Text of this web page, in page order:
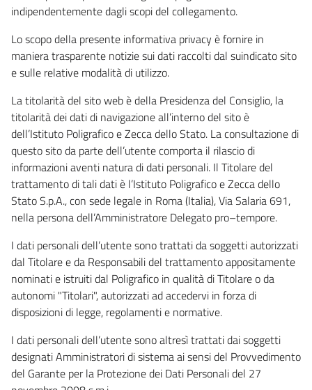
indipendentemente dagli scopi del collegamento.
Lo scopo della presente informativa privacy è fornire in
maniera trasparente notizie sui dati raccolti dal suindicato sito
e sulle relative modalità di utilizzo.
La titolarità del sito web è della Presidenza del Consiglio, la
titolarità dei dati di navigazione all’interno del sito è
dell’Istituto Poligrafico e Zecca dello Stato. La consultazione di
questo sito da parte dell’utente comporta il rilascio di
informazioni aventi natura di dati personali. Il Titolare del
trattamento di tali dati è l’Istituto Poligrafico e Zecca dello
Stato S.p.A., con sede legale in Roma (Italia), Via Salaria 691,
nella persona dell’Amministratore Delegato pro–tempore.
I dati personali dell’utente sono trattati da soggetti autorizzati
dal Titolare e da Responsabili del trattamento appositamente
nominati e istruiti dal Poligrafico in qualità di Titolare o da
autonomi "Titolari", autorizzati ad accedervi in forza di
disposizioni di legge, regolamenti e normative.
I dati personali dell’utente sono altresì trattati dai soggetti
designati Amministratori di sistema ai sensi del Provvedimento
del Garante per la Protezione dei Dati Personali del 27